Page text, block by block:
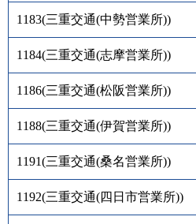
1183(三重交通(中勢営業所))
1184(三重交通(志摩営業所))
1186(三重交通(松阪営業所))
1188(三重交通(伊賀営業所))
1191(三重交通(桑名営業所))
1192(三重交通(四日市営業所))